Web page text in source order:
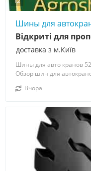
Шины для
доставка з м.Київ
Відкриті для
Шины для авто кранов
Обзор шин для
Вчора